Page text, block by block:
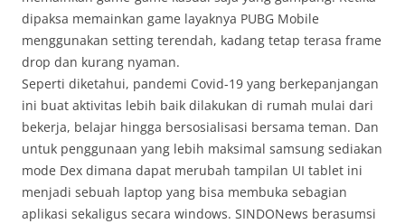
dipaksa memainkan game layaknya PUBG Mobile
menggunakan setting terendah, kadang tetap terasa frame
drop dan kurang nyaman.
Seperti diketahui, pandemi Covid-19 yang berkepanjangan
ini buat aktivitas lebih baik dilakukan di rumah mulai dari
bekerja, belajar hingga bersosialisasi bersama teman. Dan
untuk penggunaan yang lebih maksimal samsung sediakan
mode Dex dimana dapat merubah tampilan UI tablet ini
menjadi sebuah laptop yang bisa membuka sebagian
aplikasi sekaligus secara windows. SINDONews berasumsi